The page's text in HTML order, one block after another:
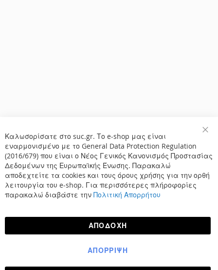
Καλωσορίσατε στο suc.gr. Το e-shop μας είναι
εναρμονισμένο με το General Data Protection Regulation
(2016/679) που είναι ο Νέος Γενικός Κανονισμός Προστασίας
Δεδομένων της Ευρωπαϊκής Ένωσης. Παρακαλώ
αποδεχτείτε τα cookies και τους όρους χρήσης για την ορθή
λειτουργία του e-shop. Για περισσότερες πλήροφορίες
παρακαλώ διαβάστε την Πολιτική Απορρήτου
ΑΠΟΔΟΧΉ
ΑΠΌΡΡΙΨΗ